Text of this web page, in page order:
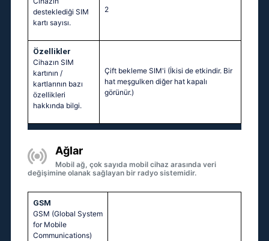
desteklediği SIM
kartı sayısı.
2
Özellikler
Cihazın SIM
kartının /
kartlarının bazı
özellikleri
hakkında bilgi.
Çift bekleme SIM'i (İkisi de etkindir. Bir
hat meşgulken diğer hat kapalı
görünür.)
Ağlar
Mobil ağ, çok sayıda mobil cihaz arasında veri
değişimine olanak sağlayan bir radyo sistemidir.
GSM
GSM (Global System
for Mobile
Communications)